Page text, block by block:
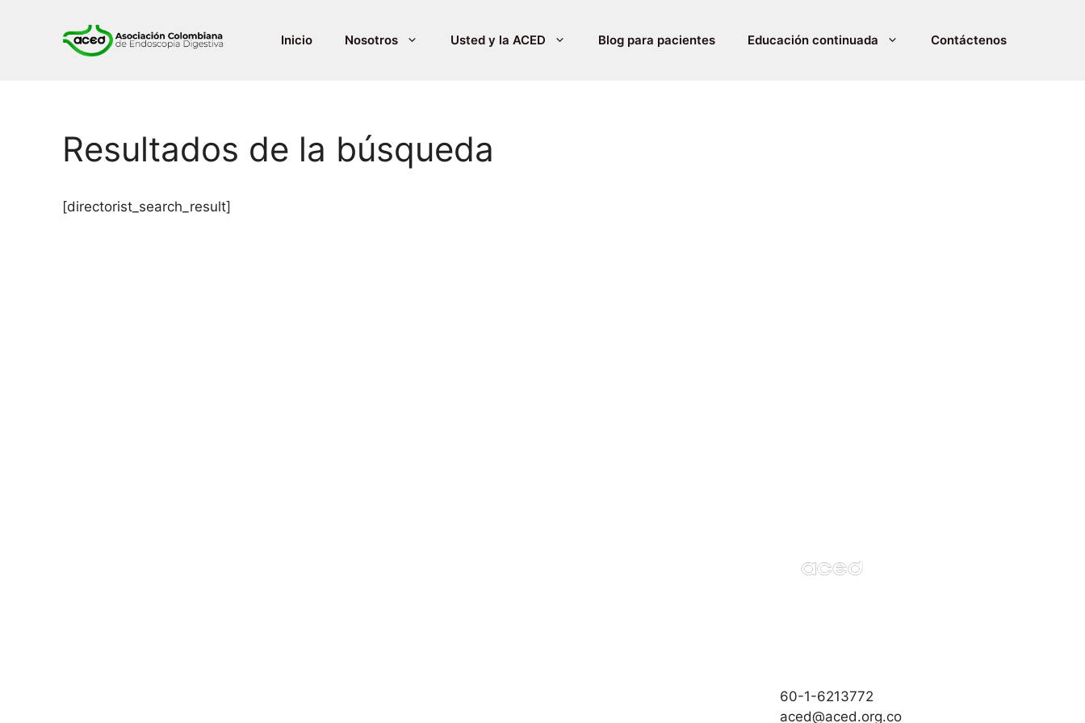
Inicio Nosotros Usted y la ACED Blog para pacientes Educación continuada Contáctenos
Resultados de la búsqueda
[directorist_search_result]
60-1-6213772
aced@aced.org.co